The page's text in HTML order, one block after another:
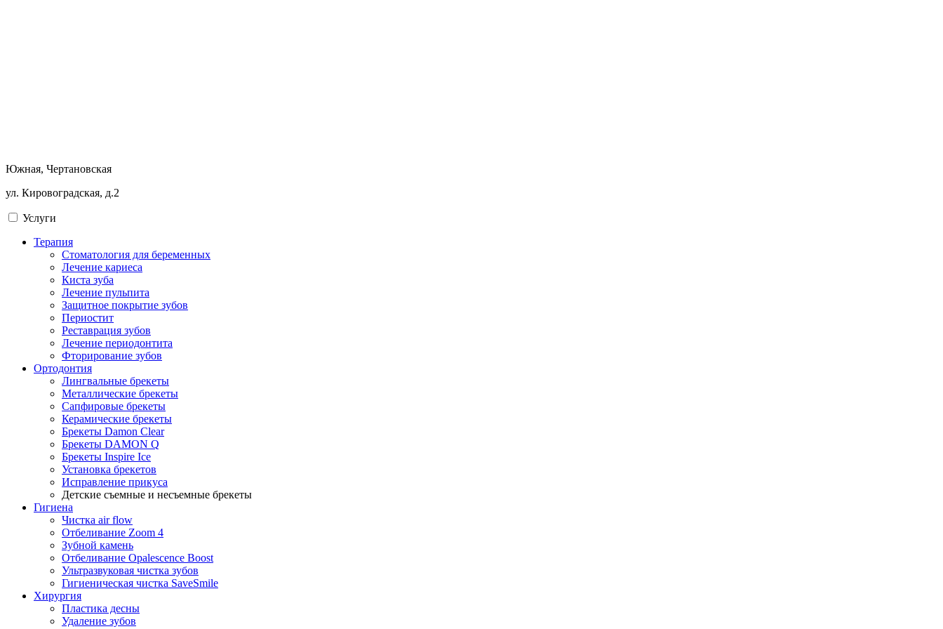
Южная, Чертановская
ул. Кировоградская, д.2
Услуги
Терапия
Стоматология для беременных
Лечение кариеса
Киста зуба
Лечение пульпита
Защитное покрытие зубов
Периостит
Реставрация зубов
Лечение периодонтита
Фторирование зубов
Ортодонтия
Лингвальные брекеты
Металлические брекеты
Сапфировые брекеты
Керамические брекеты
Брекеты Damon Clear
Брекеты DAMON Q
Брекеты Inspire Ice
Установка брекетов
Исправление прикуса
Детские съемные и несъемные брекеты
Гигиена
Чистка air flow
Отбеливание Zoom 4
Зубной камень
Отбеливание Opalescence Boost
Ультразвуковая чистка зубов
Гигиеническая чистка SaveSmile
Хирургия
Пластика десны
Удаление зубов